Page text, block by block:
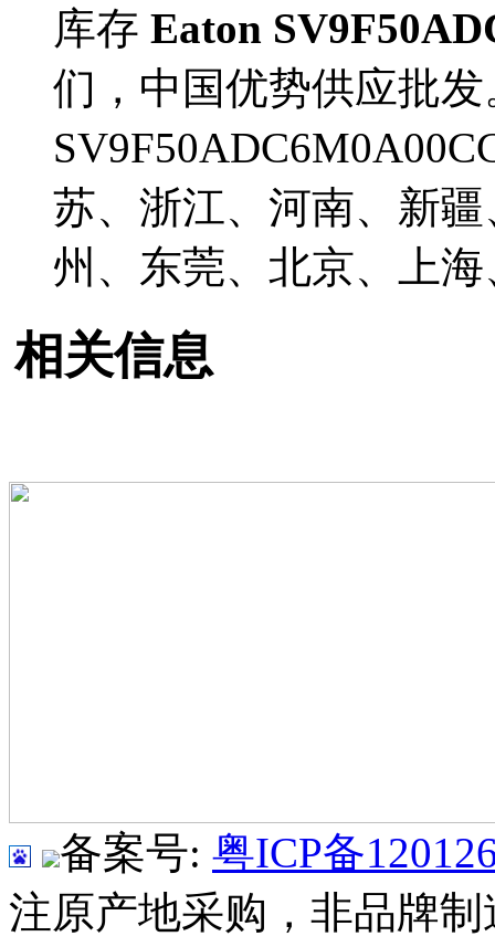
库存 Eaton
们，中国优势供应批发
苏、浙江、河南、新
州、东莞、北京、上
相关信息
备案号: 粤ICP备
注原产地采购，非品牌